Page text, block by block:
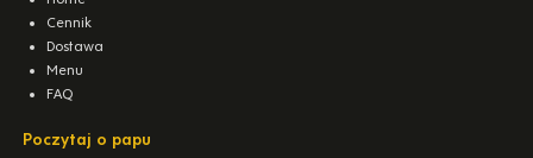
Cennik
Dostawa
Menu
FAQ
Poczytaj o papu